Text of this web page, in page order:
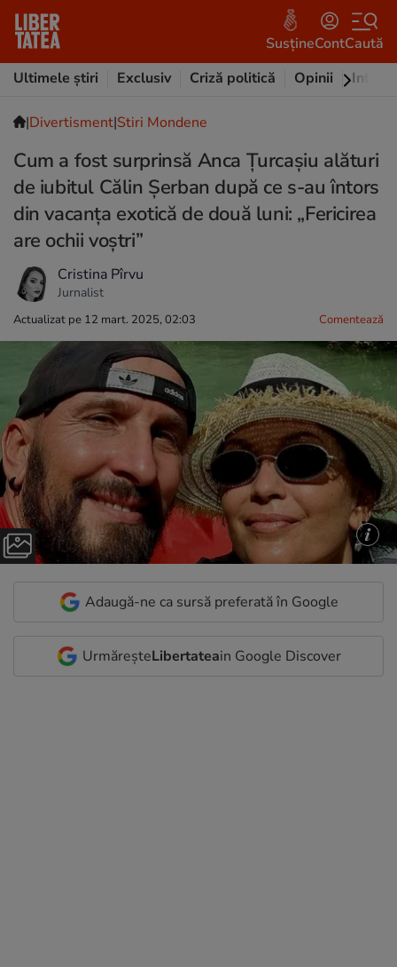
SusțineContCaută
Ultimele știri
Exclusiv Criză politică Opinii
|Divertisment|Stiri Mondene
Cum a fost surprinsă Anca Țurcașiu alături
de iubitul Călin Șerban după ce s-au întors
din vacanța exotică de două luni: „Fericirea
are ochii voștri”
Cristina Pîrvu
Jurnalist
Actualizat pe 12 mart. 2025, 02:03 Comentează
Adaugă-ne ca sursă preferată în Google
UrmăreșteLibertateain Google Discover